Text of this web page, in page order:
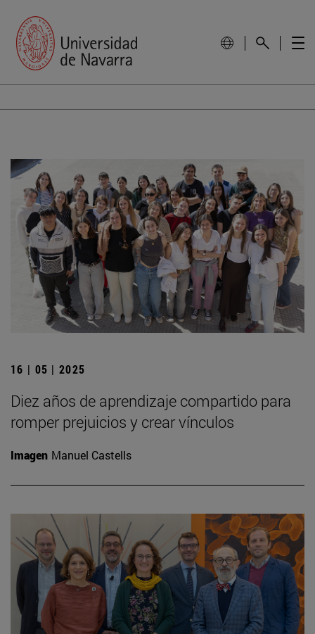
16 | 05 | 2025
Diez años de aprendizaje compartido para
romper prejuicios y crear vínculos
Imagen Manuel Castells